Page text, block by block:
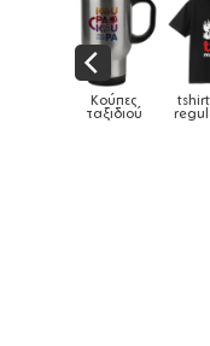
tshirt unisex
regular adult Παιδικό tshirt